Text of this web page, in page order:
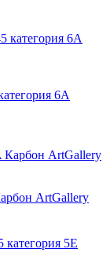
6А
ArtGallery